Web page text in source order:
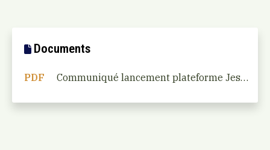
Documents
PDF Communiqué lancement plateforme Jesuisaupays